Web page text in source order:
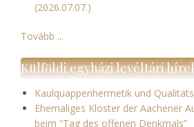
(2026.07.07.)
Tovább ...
Külföldi egyházi levéltári
Kaulquappenhermetik und
Ehemaliges Kloster der Aachener
beim “Tag des offenen Denkmals”